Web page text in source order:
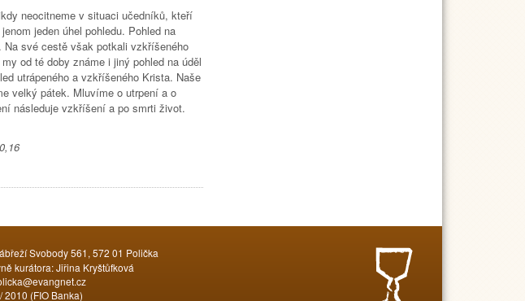
neocitneme v situaci učedníků, kteří
jeden úhel pohledu. Pohled na
své cestě však potkali vzkříšeného
od té doby známe i jiný pohled na úděl
utrápeného a vzkříšeného Krista. Naše
velký pátek. Mluvíme o utrpení a o
následuje vzkříšení a po smrti život.
Svobody 561, 572 01 Polička
kurátora: Jiřina Kryštůfková
(FIO Banka)